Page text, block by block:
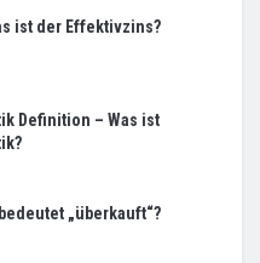
ist der Effektivzins?
Definition – Was ist
„überkauft“?